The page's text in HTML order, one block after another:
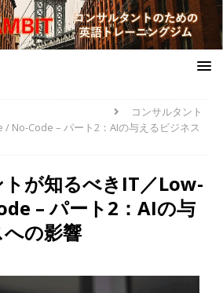
コンサルタント
/ No-Code – パート2：AIの与えるビジネス
が知るべきIT／Low-
– パート2：AIの与
の影響